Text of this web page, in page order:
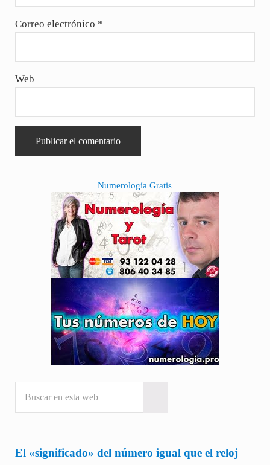
Correo electrónico *
Web
Sidebar Numerología Gratis
El «significado» del número igual que el reloj